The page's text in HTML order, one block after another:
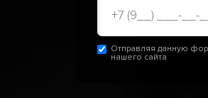
Отправляя данную
нашего сайта